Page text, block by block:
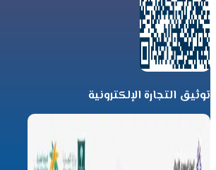
توثيق التجارة الإلكترونية